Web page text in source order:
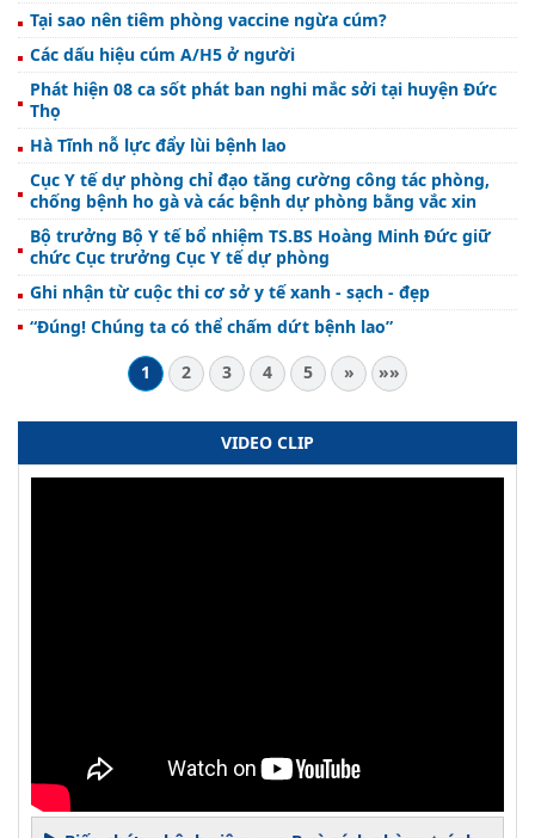
Tại sao nên tiêm phòng vaccine ngừa cúm?
Các dấu hiệu cúm A/H5 ở người
Phát hiện 08 ca sốt phát ban nghi mắc sởi tại huyện Đức
Thọ
Hà Tĩnh nỗ lực đẩy lùi bệnh lao
Cục Y tế dự phòng chỉ đạo tăng cường công tác phòng,
chống bệnh ho gà và các bệnh dự phòng bằng vắc xin
Bộ trưởng Bộ Y tế bổ nhiệm TS.BS Hoàng Minh Đức giữ
chức Cục trưởng Cục Y tế dự phòng
Ghi nhận từ cuộc thi cơ sở y tế xanh - sạch - đẹp
“Đúng! Chúng ta có thể chấm dứt bệnh lao”
1
2 3 4 5 » »»
VIDEO CLIP